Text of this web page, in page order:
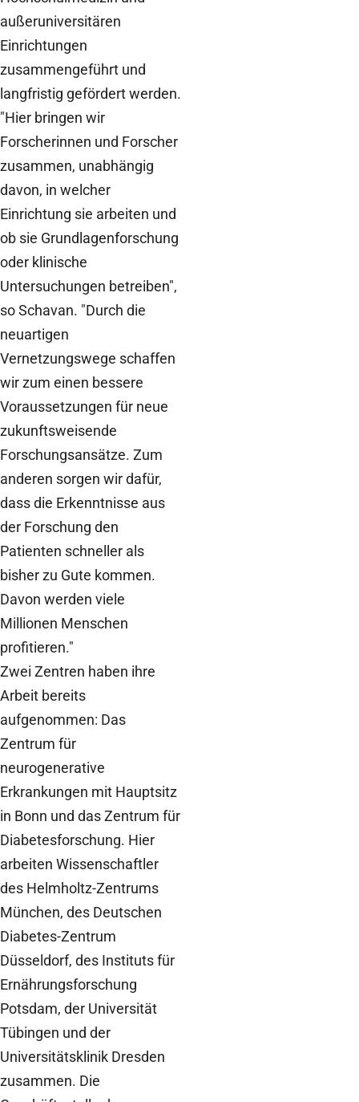
außeruniversitären
Einrichtungen
zusammengeführt und
langfristig gefördert werden.
"Hier bringen wir
Forscherinnen und Forscher
zusammen, unabhängig
davon, in welcher
Einrichtung sie arbeiten und
ob sie Grundlagenforschung
oder klinische
Untersuchungen betreiben",
so Schavan. "Durch die
neuartigen
Vernetzungswege schaffen
wir zum einen bessere
Voraussetzungen für neue
zukunftsweisende
Forschungsansätze. Zum
anderen sorgen wir dafür,
dass die Erkenntnisse aus
der Forschung den
Patienten schneller als
bisher zu Gute kommen.
Davon werden viele
Millionen Menschen
profitieren."
Zwei Zentren haben ihre
Arbeit bereits
aufgenommen: Das
Zentrum für
neurogenerative
Erkrankungen mit Hauptsitz
in Bonn und das Zentrum für
Diabetesforschung. Hier
arbeiten Wissenschaftler
des Helmholtz-Zentrums
München, des Deutschen
Diabetes-Zentrum
Düsseldorf, des Instituts für
Ernährungsforschung
Potsdam, der Universität
Tübingen und der
Universitätsklinik Dresden
zusammen. Die